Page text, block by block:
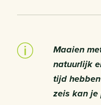
Maaien
natuurlijk
tijd
zeis kan je